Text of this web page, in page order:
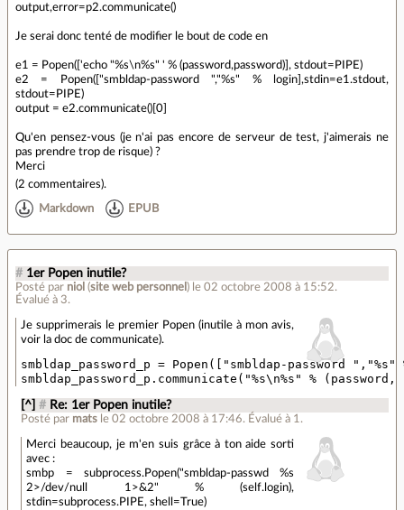
output,error=p2.communicate()
Je serai donc tenté de modifier le bout de code en
e1 = Popen(['echo "%s\n%s" ' % (password,password)], stdout=PIPE)
e2 = Popen(["smbldap-password ","%s" % login],stdin=e1.stdout,
stdout=PIPE)
output = e2.communicate()[0]
Qu'en pensez-vous (je n'ai pas encore de serveur de test, j'aimerais ne
pas prendre trop de risque) ?
Merci
(2 commentaires).
Markdown EPUB
# 1er Popen inutile?
Posté par niol (site web personnel ) le 02 octobre 2008 à 15:52.
Évalué à 3.
Je supprimerais le premier Popen (inutile à mon avis,
voir la doc de communicate).
smbldap_password_p = Popen(["smbldap-password
[^] # Re: 1er Popen inutile?
Posté par mats le 02 octobre 2008 à 17:46. Évalué à 1 .
Merci beaucoup, je m'en suis grâce à ton aide sorti
avec :
smbp = subprocess.Popen("smbldap-passwd %s
2>/dev/null 1>&2" % (self.login),
stdin=subprocess.PIPE, shell=True)